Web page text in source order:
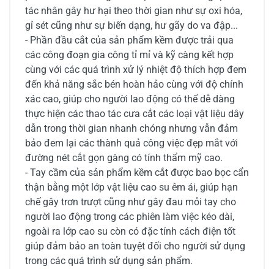
tác nhân gây hư hại theo thời gian như sự oxi hóa,
gỉ sét cũng như sự biến dạng, hư gãy do va đập...
- Phần đầu cắt của sản phẩm kềm được trải qua
các công đoạn gia công tỉ mỉ và kỹ càng kết hợp
cùng với các quá trình xử lý nhiệt độ thích hợp đem
đến khả năng sắc bén hoàn hảo cùng với độ chính
xác cao, giúp cho người lao động có thể dễ dàng
thực hiện các thao tác cưa cắt các loại vật liệu dây
dẫn trong thời gian nhanh chóng nhưng vẫn đảm
bảo đem lại các thành quả công việc đẹp mắt với
đường nét cắt gọn gàng có tính thẩm mỹ cao.
- Tay cầm của sản phẩm kềm cắt được bao bọc cẩn
thận bằng một lớp vật liệu cao su êm ái, giúp hạn
chế gây trơn trượt cũng như gây đau mỏi tay cho
người lao động trong các phiên làm việc kéo dài,
ngoài ra lớp cao su còn có đặc tính cách điện tốt
giúp đảm bảo an toàn tuyệt đối cho người sử dụng
trong các quá trình sử dụng sản phẩm.